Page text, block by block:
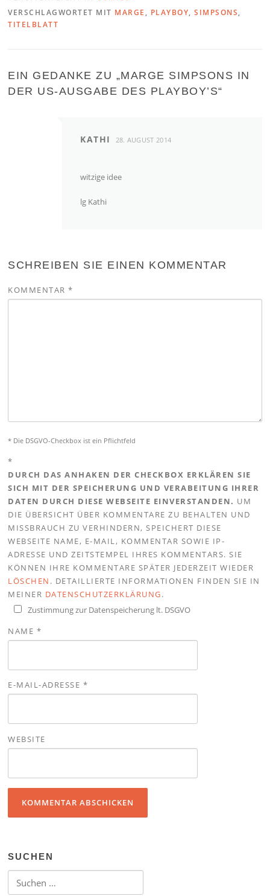
VERSCHLAGWORTET MIT MARGE , PLAYBOY,SIMPSONS,
TITELBLATT
EIN GEDANKE ZU „MARGE SIMPSONS IN
DER US-AUSGABE DES PLAYBOY’S“
KATHI 28. AUGUST 2014
witzige idee
lg Kathi
SCHREIBEN SIE EINEN KOMMENTAR
KOMMENTAR*
* Die DSGVO-Checkbox ist ein Pflichtfeld
*
DURCH DAS ANHAKEN DER CHECKBOX ERKLÄREN SIE
SICH MIT DER SPEICHERUNG UND VERABEITUNG IHRER
DATEN DURCH DIESE WEBSEITE EINVERSTANDEN. UM
DIE ÜBERSICHT ÜBER KOMMENTARE ZU BEHALTEN UND
MISSBRAUCH ZU VERHINDERN, SPEICHERT DIESE
WEBSEITE NAME, E-MAIL, KOMMENTAR SOWIE IP-
ADRESSE UND ZEITSTEMPEL IHRES KOMMENTARS. SIE
KÖNNEN IHRE KOMMENTARE SPÄTER JEDERZEIT WIEDER
LÖSCHEN . DETAILLIERTE INFORMATIONEN FINDEN SIE IN
MEINER DATENSCHUTZERKLÄRUNG.
Zustimmung zur Datenspeicherung lt. DSGVO
NAME *
E-MAIL-ADRESSE *
WEBSITE
SUCHEN
Suchen nach: